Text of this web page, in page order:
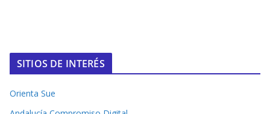
SITIOS DE INTERÉS
Orienta Sue